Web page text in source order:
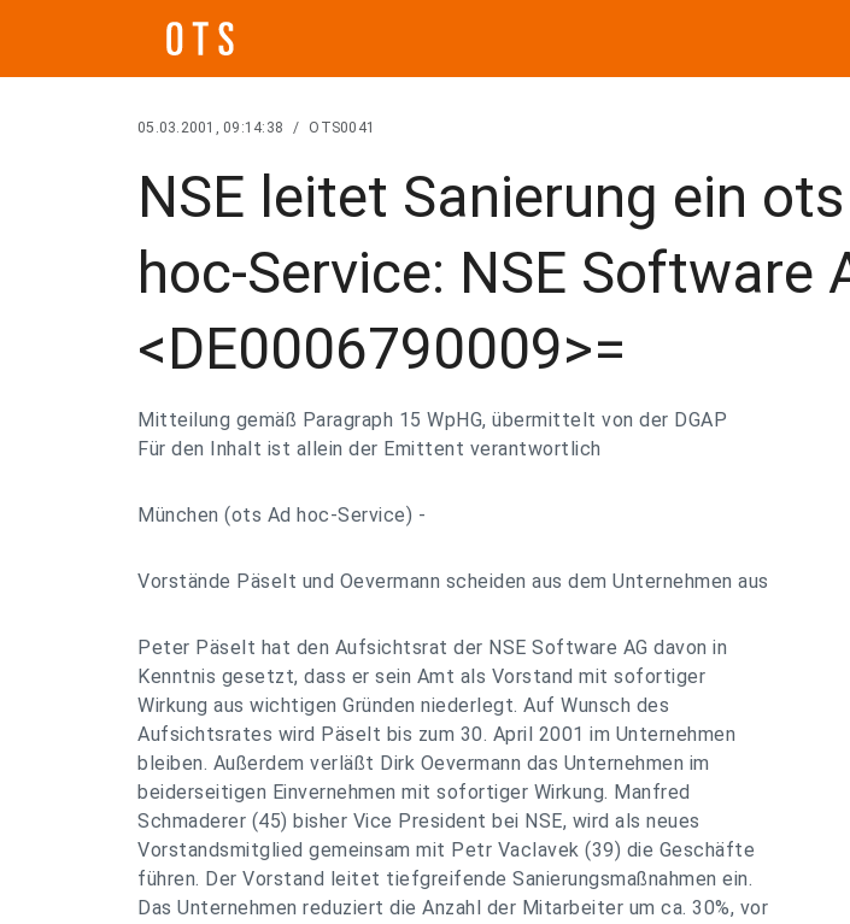
05.03.2001, 09:14:38 / OTS0041
NSE leitet Sanierung ein
hoc-Service: NSE Software
<DE0006790009>=
Mitteilung gemäß Paragraph 15 WpHG, übermittelt von der DGAP
Für den Inhalt ist allein der Emittent verantwortlich
München (ots Ad hoc-Service) -
Vorstände Päselt und Oevermann scheiden aus dem Unternehmen aus
Peter Päselt hat den Aufsichtsrat der NSE Software AG davon in
Kenntnis gesetzt, dass er sein Amt als Vorstand mit sofortiger
Wirkung aus wichtigen Gründen niederlegt. Auf Wunsch des
Aufsichtsrates wird Päselt bis zum 30. April 2001 im Unternehmen
bleiben. Außerdem verläßt Dirk Oevermann das Unternehmen im
beiderseitigen Einvernehmen mit sofortiger Wirkung. Manfred
Schmaderer (45) bisher Vice President bei NSE, wird als neues
Vorstandsmitglied gemeinsam mit Petr Vaclavek (39) die Geschäfte
führen. Der Vorstand leitet tiefgreifende Sanierungsmaßnahmen ein.
Das Unternehmen reduziert die Anzahl der Mitarbeiter um ca. 30%, vor